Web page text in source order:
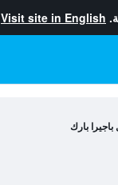
Visit site in English
باجيرا بارك